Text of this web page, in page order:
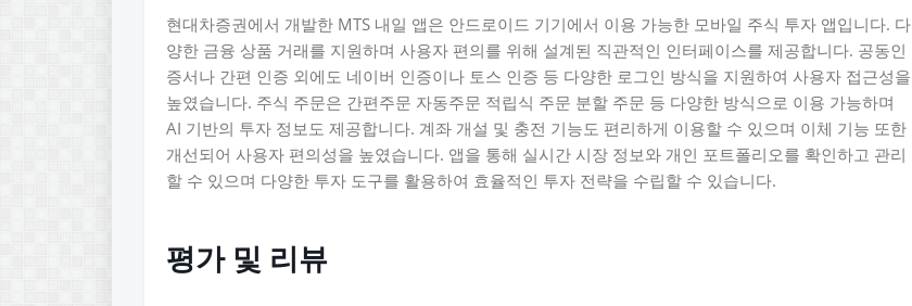
현대차증권에서 개발한 MTS 내일 앱은 안드로이드 기기에서 이용 가능한 모바일 주식 투자 앱입니다. 다
양한 금융 상품 거래를 지원하며 사용자 편의를 위해 설계된 직관적인 인터페이스를 제공합니다. 공동인
증서나 간편 인증 외에도 네이버 인증이나 토스 인증 등 다양한 로그인 방식을 지원하여 사용자 접근성을
높였습니다. 주식 주문은 간편주문 자동주문 적립식 주문 분할 주문 등 다양한 방식으로 이용 가능하며
AI 기반의 투자 정보도 제공합니다. 계좌 개설 및 충전 기능도 편리하게 이용할 수 있으며 이체 기능 또한
개선되어 사용자 편의성을 높였습니다. 앱을 통해 실시간 시장 정보와 개인 포트폴리오를 확인하고 관리
할 수 있으며 다양한 투자 도구를 활용하여 효율적인 투자 전략을 수립할 수 있습니다.
평가 및 리뷰